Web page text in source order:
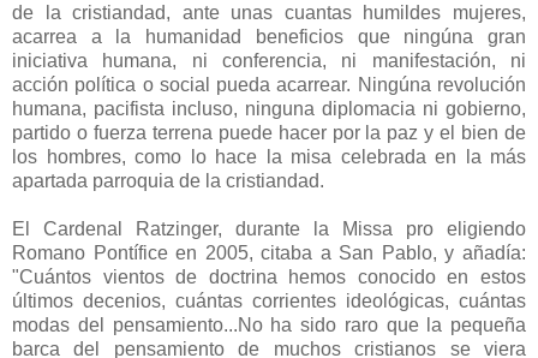
de la cristiandad, ante unas cuantas humildes mujeres,
acarrea a la humanidad beneficios que ningúna gran
iniciativa humana, ni conferencia, ni manifestación, ni
acción política o social pueda acarrear. Ningúna revolución
humana, pacifista incluso, ninguna diplomacia ni gobierno,
partido o fuerza terrena puede hacer por la paz y el bien de
los hombres, como lo hace la misa celebrada en la más
apartada parroquia de la cristiandad.
El Cardenal Ratzinger, durante la Missa pro eligiendo
Romano Pontífice en 2005, citaba a San Pablo, y añadía:
"Cuántos vientos de doctrina hemos conocido en estos
últimos decenios, cuántas corrientes ideológicas, cuántas
modas del pensamiento...No ha sido raro que la pequeña
barca del pensamiento de muchos cristianos se viera